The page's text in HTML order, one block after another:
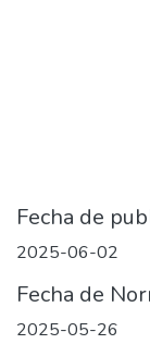
Fecha de
2025-06-02
Fecha de
2025-05-26